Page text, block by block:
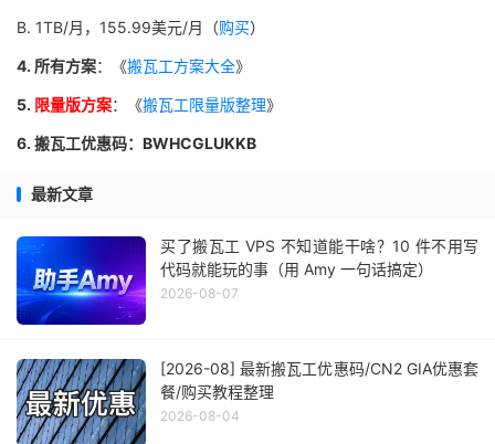
B. 1TB/月，155.99美元/月（购买）
4. 所有方案：《搬瓦工方案大全》
5. 限量版方案：《搬瓦工限量版整理》
6. 搬瓦工优惠码：BWHCGLUKKB
最新文章
买了搬瓦工 VPS 不知道能干啥？10 件不用写
代码就能玩的事（用 Amy 一句话搞定）
2026-08-07
[2026-08] 最新搬瓦工优惠码/CN2 GIA优惠套
餐/购买教程整理
2026-08-04